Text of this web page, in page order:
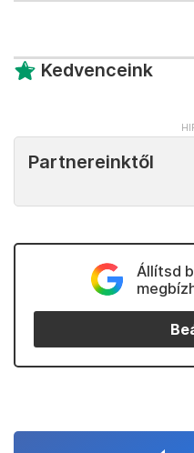
Kedvenceink
Partnereinktől
Állítsd